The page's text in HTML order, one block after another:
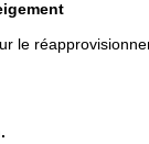
le